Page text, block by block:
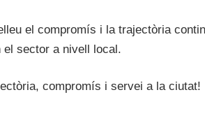
el compromís i la trajectòria
sector a nivell local.
compromís i servei a la ciutat!